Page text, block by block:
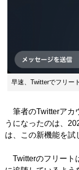
早速、Twitterでフリー
筆者のTwitterアカ
うになったのは、
は、この新機能を試
Twitterのフリート